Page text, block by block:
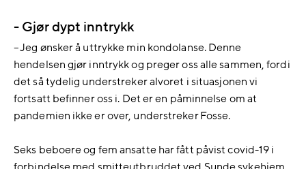
- Gjør dypt inntrykk
– Jeg ønsker å uttrykke min kondolanse. Denne
hendelsen gjør inntrykk og preger oss alle sammen, fordi
det så tydelig understreker alvoret i situasjonen vi
fortsatt befinner oss i. Det er en påminnelse om at
pandemien ikke er over, understreker Fosse.
Seks beboere og fem ansatte har fått påvist covid-19 i